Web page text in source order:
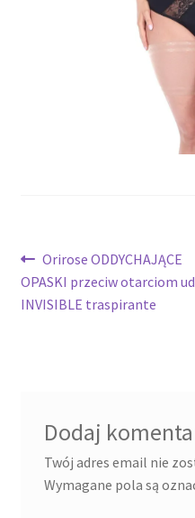
potomne
Nawigacja
wpisu
Poprzedni
wpis:
Orirose ODDYCHAJĄCE
OPASKI przeciw otarciom ud
INVISIBLE traspirante
Dodaj
Twój adres email nie
Wymagane pola są